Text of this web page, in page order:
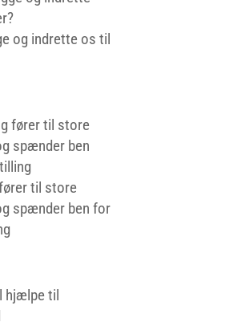
og indrette os til
til store
spænder ben for